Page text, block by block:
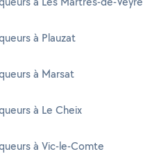
à Plauzat
à Marsat
à Le Cheix
à Vic-le-Comte